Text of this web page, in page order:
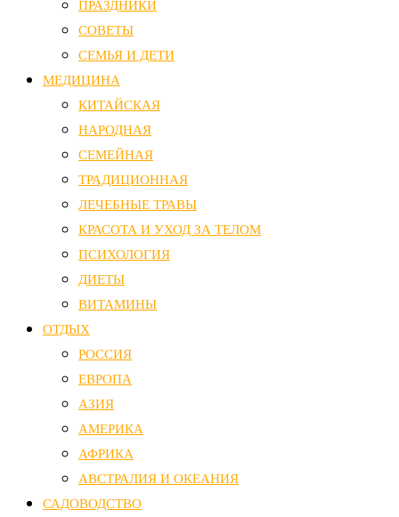
ПРАЗДНИКИ
СОВЕТЫ
СЕМЬЯ И ДЕТИ
МЕДИЦИНА
КИТАЙСКАЯ
НАРОДНАЯ
СЕМЕЙНАЯ
ТРАДИЦИОННАЯ
ЛЕЧЕБНЫЕ ТРАВЫ
КРАСОТА И УХОД ЗА ТЕЛОМ
ПСИХОЛОГИЯ
ДИЕТЫ
ВИТАМИНЫ
ОТДЫХ
РОССИЯ
ЕВРОПА
АЗИЯ
АМЕРИКА
АФРИКА
АВСТРАЛИЯ И ОКЕАНИЯ
САДОВОДСТВО